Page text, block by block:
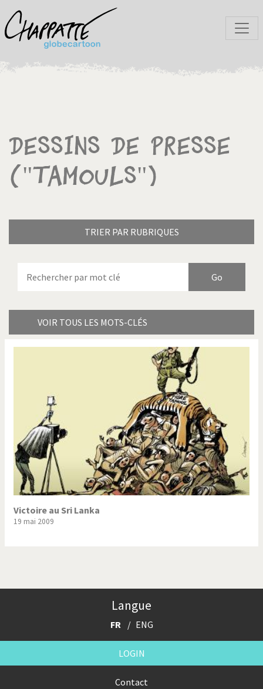
Dessins de presse
("Tamouls")
TRIER PAR RUBRIQUES
VOIR TOUS LES MOTS-CLÉS
Bienvenue en Italie
Bye Biden! Catholique ou pas très?
Chère énergie! Crise grecque
Du printemps arabe à
l'hiver
Election présidentielle US Guerre en Syrie
Hopp Deutschland Israël - Palestine
L'Amérique et les armes L'Iran tremble
La Chine et nous
La Corée du Nord: guerre ou
Le Best-Of Le boson de Higgs
Victoire au Sri Lanka
19 mai 2009
Langue
FR ENG
LOGIN
Contact